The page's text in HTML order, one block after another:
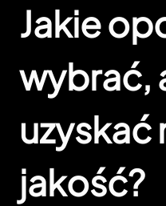
Jakie
wybrać,
uzyskać
jakość?